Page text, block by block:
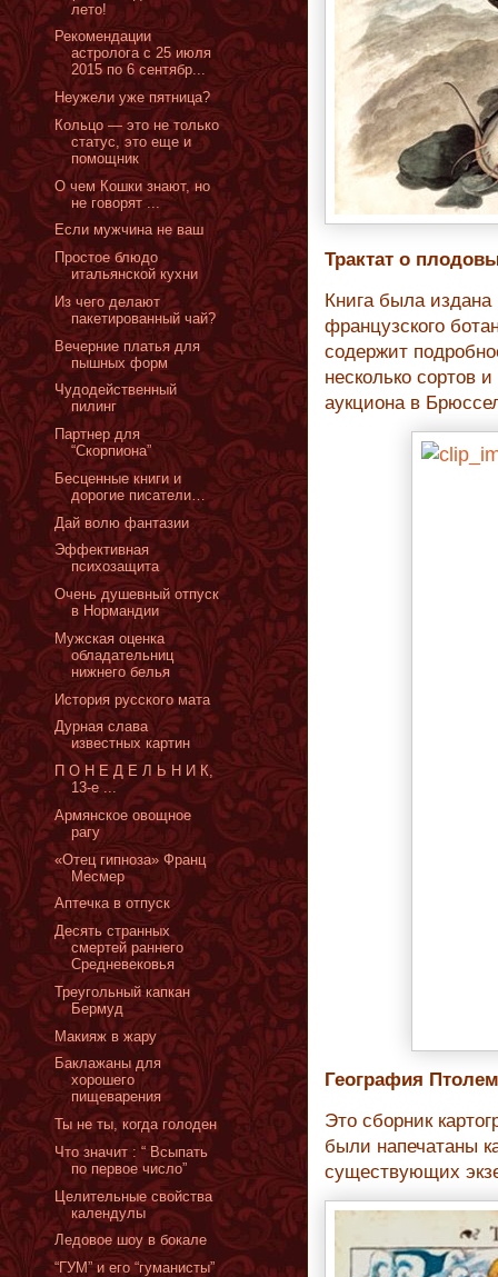
Трактат о
Книга была
французского
содержит
несколько
аукциона в
География
Это сборник
были напечатаны
существующих
лето!
Рекомендации
астролога с 25 июля
2015 по 6 сентябр...
Неужели уже пятница?
Кольцо — это не только
статус, это еще и
помощник
О чем Кошки знают, но
не говорят ...
Если мужчина не ваш
Простое блюдо
итальянской кухни
Из чего делают
пакетированный чай?
Вечерние платья для
пышных форм
Чудодейственный
пилинг
Партнер для
“Скорпиона”
Бесценные книги и
дорогие писатели…
Дай волю фантазии
Эффективная
психозащита
Очень душевный отпуск
в Нормандии
Мужская оценка
обладательниц
нижнего белья
История русского мата
Дурная слава
известных картин
П О Н Е Д Е Л Ь Н И К,
13-е ...
Армянское овощное
рагу
«Отец гипноза» Франц
Месмер
Аптечка в отпуск
Десять странных
смертей раннего
Средневековья
Треугольный капкан
Бермуд
Макияж в жару
Баклажаны для
хорошего
пищеварения
Ты не ты, когда голоден
Что значит : “ Всыпать
по первое число”
Целительные свойства
календулы
Ледовое шоу в бокале
“ГУМ” и его “гуманисты”